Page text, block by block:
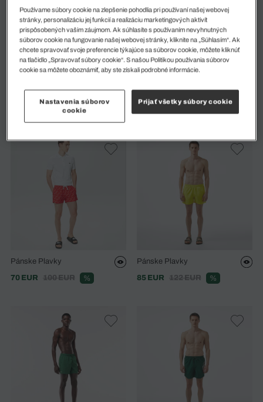
Plavkové Šortky
70 EUR %
Pánske Plavky
70 EUR
100 EUR %
Pánske Plavky
85 EUR
122 EUR %
Používame súbory cookie na zlepšenie pohodlia pri používaní našej webovej
stránky, personalizáciu jej funkcií a realizáciu marketingových aktivít
prispôsobených vašim záujmom. Ak súhlasíte s používaním nevyhnutných
súborov cookie na fungovanie našej webovej stránky, kliknite na „Súhlasím“. Ak
chcete spravovať svoje preferencie týkajúce sa súborov cookie, môžete kliknúť
na tlačidlo „Spravovať súbory cookie“. S našou Politikou používania súborov
cookie sa môžete oboznámiť, aby ste získali podrobné informácie.
Nastavenia súborov
cookie
Prijať všetky súbory cookie